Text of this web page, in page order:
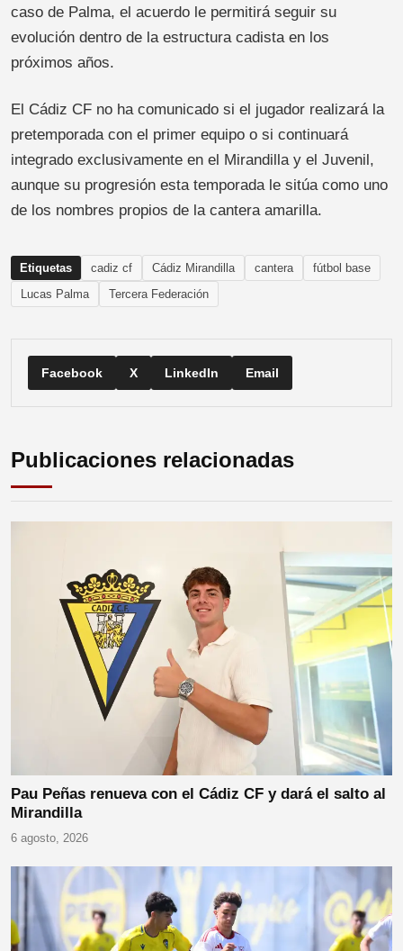
caso de Palma, el acuerdo le permitirá seguir su
evolución dentro de la estructura cadista en los
próximos años.
El Cádiz CF no ha comunicado si el jugador realizará la
pretemporada con el primer equipo o si continuará
integrado exclusivamente en el Mirandilla y el Juvenil,
aunque su progresión esta temporada le sitúa como uno
de los nombres propios de la cantera amarilla.
Etiquetas cadiz cf Cádiz Mirandilla cantera
fútbol base
Lucas Palma
Tercera Federación
Facebook X LinkedIn Email
Publicaciones relacionadas
Pau Peñas renueva con el Cádiz CF y dará el salto al
Mirandilla
6 agosto, 2026